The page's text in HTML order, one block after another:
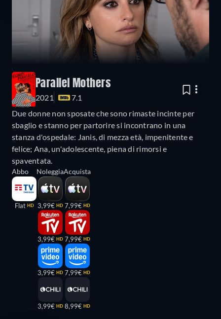
Parallel Mothers
2021
7.1
Due donne non sposate che sono rimaste incinte per
sbaglio e stanno per partorire si incontrano in una
stanza d'ospedale: Janis, di mezza età, impenitente e
felice; Ana, un'adolescente, piena di rimorsi e
spaventata.
Abbo
Flat HD
Noleggia
3,99€ HD
3,99€ HD
3,99€ HD
3,99€ HD
Acquista
7,99€ HD
7,99€ HD
7,99€ HD
8,99€ HD